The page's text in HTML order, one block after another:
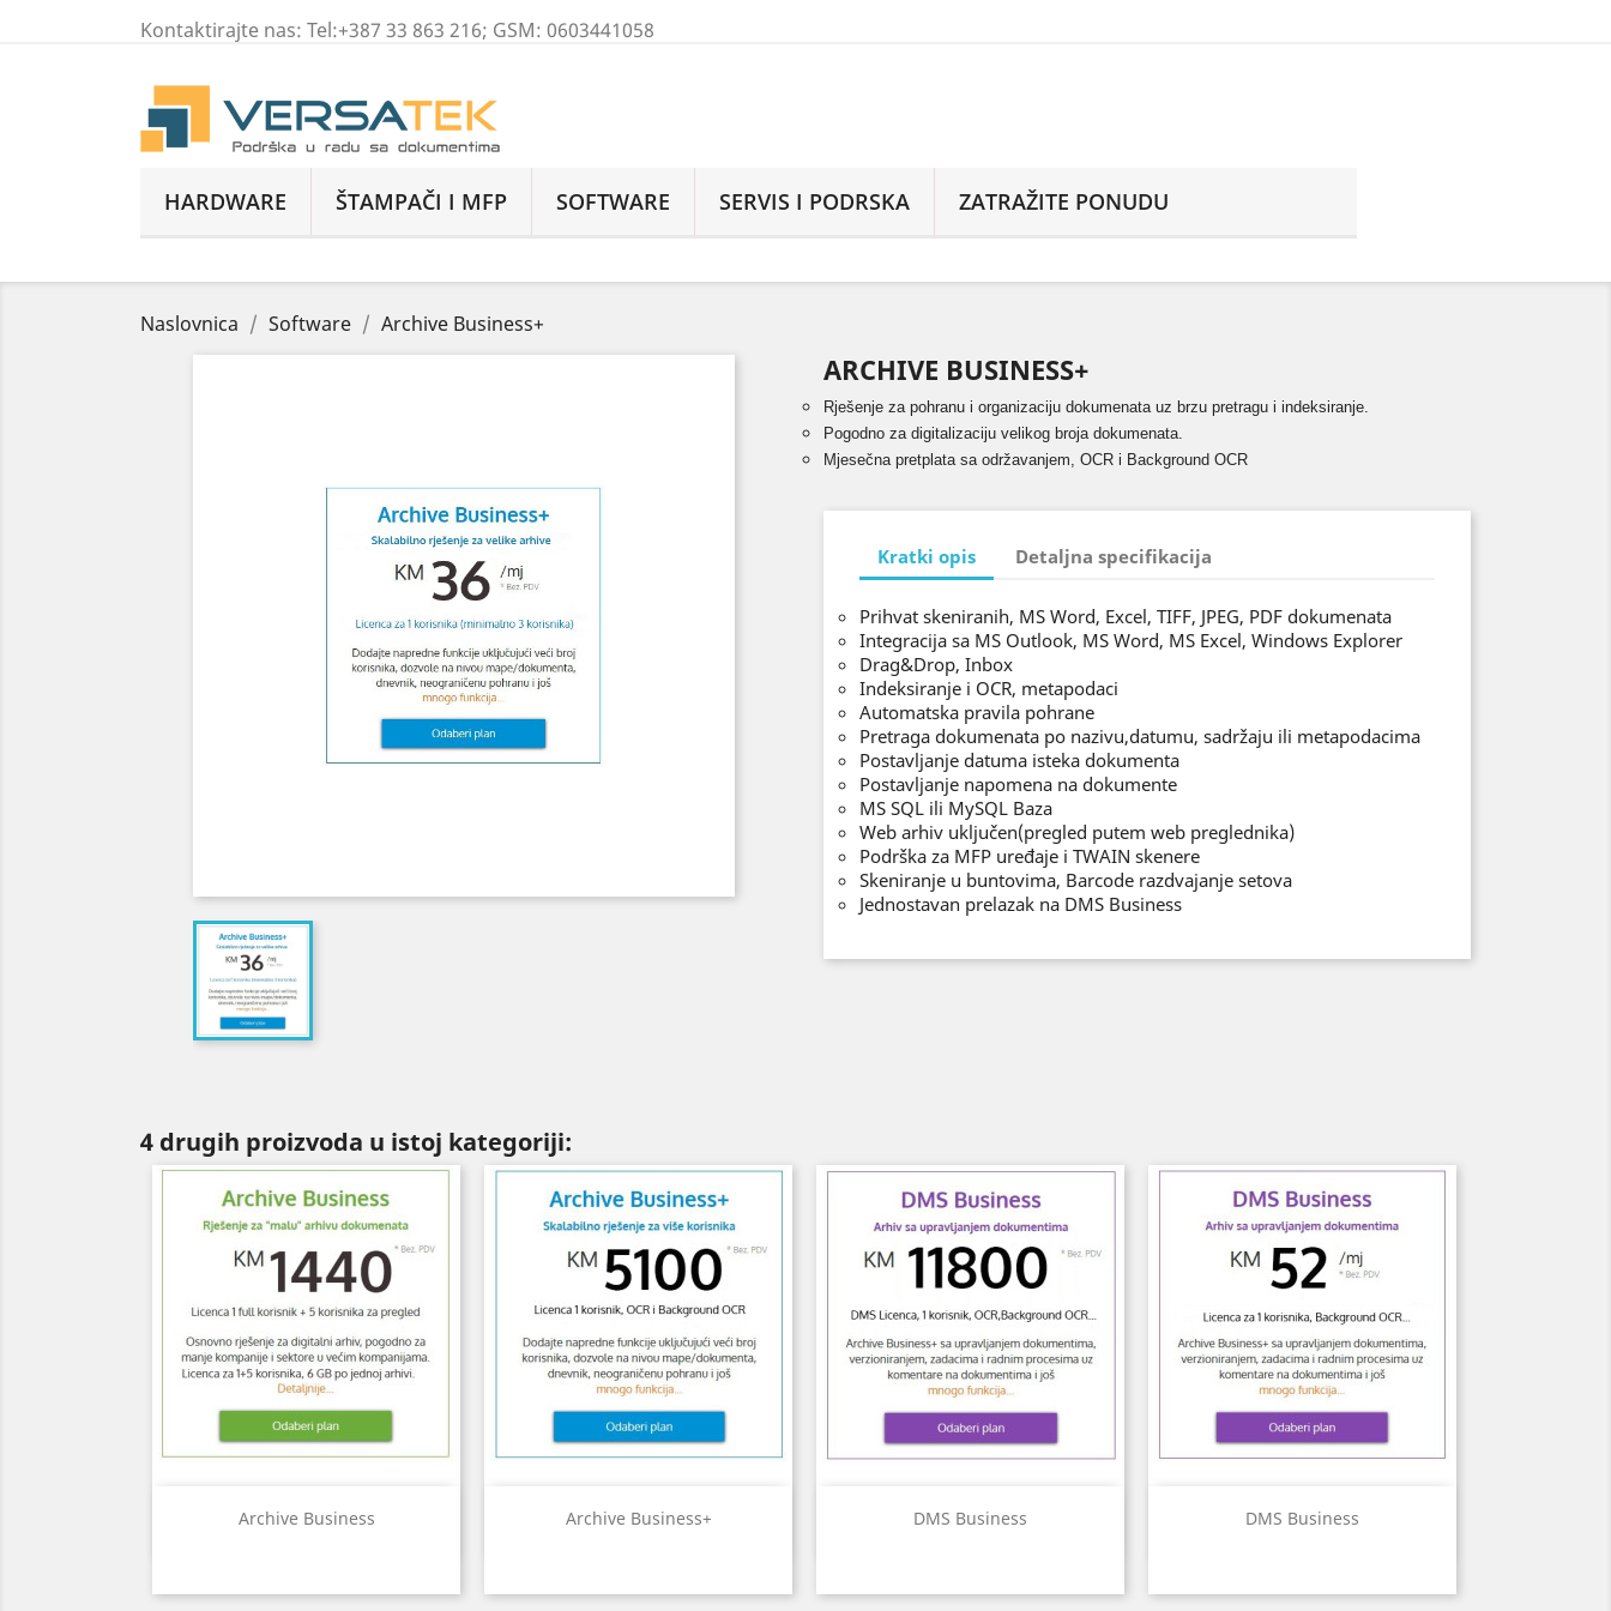
Kontaktirajte nas: Tel:+387 33 863 216; GSM: 0603441058
HARDWARE ŠTAMPAČI I MFP SOFTWARE SERVIS I PODRSKA ZATRAŽITE PONUDU
Naslovnica Software Archive Business+
ARCHIVE BUSINESS+
Rješenje za pohranu i organizaciju dokumenata uz brzu pretragu i indeksiranje.
Pogodno za digitalizaciju velikog broja dokumenata.
Mjesečna pretplata sa održavanjem, OCR i Background OCR
Kratki opis Detaljna specifikacija
Prihvat skeniranih, MS Word, Excel, TIFF, JPEG, PDF dokumenata
Integracija sa MS Outlook, MS Word, MS Excel, Windows Explorer
Drag&Drop, Inbox
Indeksiranje i OCR, metapodaci
Automatska pravila pohrane
Pretraga dokumenata po nazivu,datumu, sadržaju ili metapodacima
Postavljanje datuma isteka dokumenta
Postavljanje napomena na dokumente
MS SQL ili MySQL Baza
Web arhiv uključen(pregled putem web preglednika)
Podrška za MFP uređaje i TWAIN skenere
Skeniranje u buntovima, Barcode razdvajanje setova
Jednostavan prelazak na DMS Business
4 drugih proizvoda u istoj kategoriji:
Archive Business
Brzi pregled Archive Business+
Brzi pregled DMS Business
Brzi pregled DMS Business
Brzi pregled